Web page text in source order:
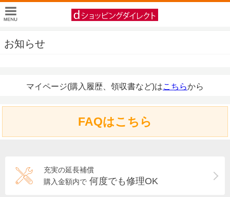
お知らせ
マイページ(購入履歴、領収書など)はこちらから
FAQはこちら
充実の延長補償
購入金額内で 何度でも修理OK